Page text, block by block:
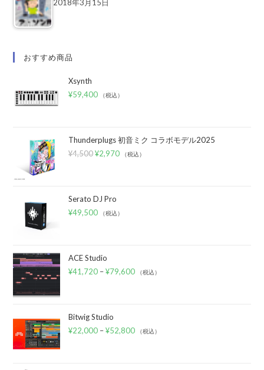
2018年3月15日
おすすめ商品
Xsynth
¥59,400 （税込）
Thunderplugs 初音ミク コラボモデル2025
¥4,500 ¥2,970 （税込）
Serato DJ Pro
¥49,500 （税込）
ACE Studio
¥41,720 –¥79,600 （税込）
Bitwig Studio
¥22,000 –¥52,800 （税込）